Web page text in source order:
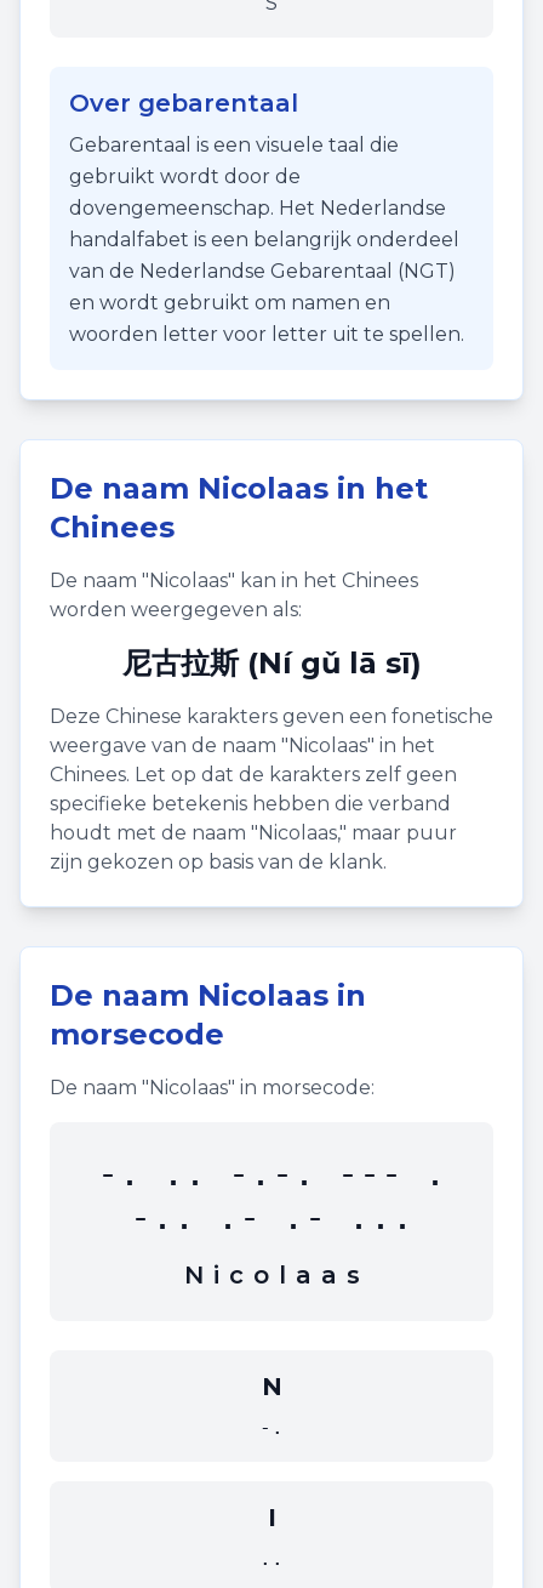
Over gebarentaal
Gebarentaal is een visuele taal die
gebruikt wordt door de
dovengemeenschap. Het Nederlandse
handalfabet is een belangrijk onderdeel
van de Nederlandse Gebarentaal (NGT)
en wordt gebruikt om namen en
woorden letter voor letter uit te spellen.
De naam Nicolaas in het
Chinees
De naam "Nicolaas" kan in het Chinees
worden weergegeven als:
尼古拉斯 (Ní gǔ lā sī)
Deze Chinese karakters geven een fonetische
weergave van de naam "Nicolaas" in het
Chinees. Let op dat de karakters zelf geen
specifieke betekenis hebben die verband
houdt met de naam "Nicolaas," maar puur
zijn gekozen op basis van de klank.
De naam Nicolaas in
morsecode
De naam "Nicolaas" in morsecode:
-. .. -.-. --- .
-.. .- .- ...
N i c o l a a s
N
-.
I
..